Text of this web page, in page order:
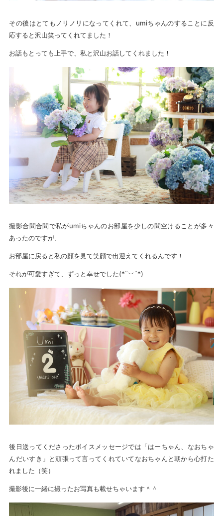
その後はとてもノリノリになってくれて、umiちゃんのすることに反
応すると沢山笑ってくれてました！
お話もとっても上手で、私と沢山お話してくれました！
撮影合間合間で私がumiちゃんのお部屋を少しの間空けることが多々
あったのですが、
お部屋に戻ると私の顔を見て笑顔で出迎えてくれるんです！
それが可愛すぎて、ずっと幸せでした(*˘︶˘*)
後日送ってくださったボイスメッセージでは「はーちゃん、なおちゃ
んだいすき」と頑張って言ってくれていてなおちゃんと朝から心打た
れました（笑）
撮影後に一緒に撮ったお写真も載せちゃいます＾＾